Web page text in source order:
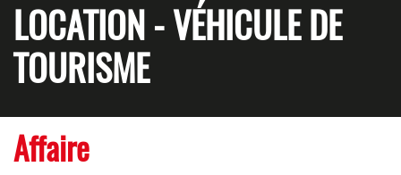
LOCATION - VÉHICULE DE
TOURISME
Affaire